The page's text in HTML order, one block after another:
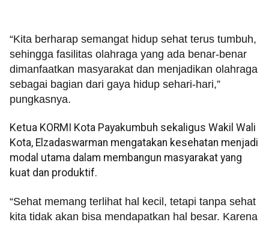
“Kita berharap semangat hidup sehat terus tumbuh,
sehingga fasilitas olahraga yang ada benar-benar
dimanfaatkan masyarakat dan menjadikan olahraga
sebagai bagian dari gaya hidup sehari-hari,”
pungkasnya.
Ketua KORMI Kota Payakumbuh sekaligus Wakil Wali
Kota, Elzadaswarman mengatakan kesehatan menjadi
modal utama dalam membangun masyarakat yang
kuat dan produktif.
“Sehat memang terlihat hal kecil, tetapi tanpa sehat
kita tidak akan bisa mendapatkan hal besar. Karena